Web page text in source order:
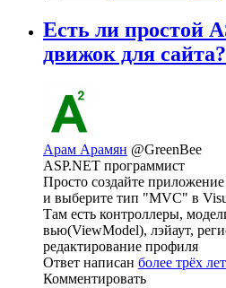
Есть ли простой
движок для сайта?
Арам Арамян @GreenBee
ASP.NET программист
Просто создайте
и выберите тип "MVC" в
Там есть контроллеры,
вью(ViewModel), лэйаут,
редактирование профиля
Ответ написан более трёх
Комментировать